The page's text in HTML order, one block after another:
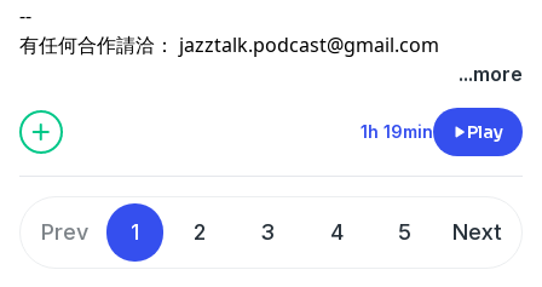
--
有任何合作請洽： jazztalk.podcast@gmail.com
...more
1h 19min Play
Prev 1 2 3 4 5 Next